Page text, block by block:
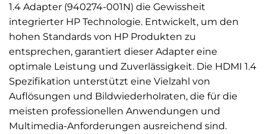
1.4 Adapter (940274-001N) die Gewissheit
integrierter HP Technologie. Entwickelt, um den
hohen Standards von HP Produkten zu
entsprechen, garantiert dieser Adapter eine
optimale Leistung und Zuverlässigkeit. Die HDMI 1.4
Spezifikation unterstützt eine Vielzahl von
Auflösungen und Bildwiederholraten, die für die
meisten professionellen Anwendungen und
Multimedia-Anforderungen ausreichend sind.